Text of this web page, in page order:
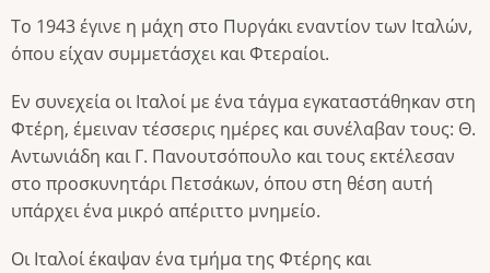
Το 1943 έγινε η μάχη στο Πυργάκι εναντίον των Ιταλών,
όπου είχαν συμμετάσχει και Φτεραίοι.
Εν συνεχεία οι Ιταλοί με ένα τάγμα εγκαταστάθηκαν στη
Φτέρη, έμειναν τέσσερις ημέρες και συνέλαβαν τους: Θ.
Αντωνιάδη και Γ. Πανουτσόπουλο και τους εκτέλεσαν
στο προσκυνητάρι Πετσάκων, όπου στη θέση αυτή
υπάρχει ένα μικρό απέριττο μνημείο.
Οι Ιταλοί έκαψαν ένα τμήμα της Φτέρης και